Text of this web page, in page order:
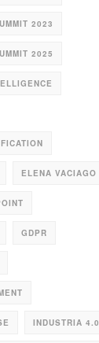
2023
2025
ELENA VACIAGO
GDPR
INDUSTRIA 4.0